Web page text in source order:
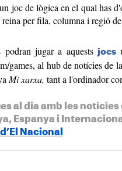
joc de lògica en el qual has
per fila, columna i regió
podran jugar a aquests jocs
games, al hub de notícies de
Mi xarxa, tant a l'ordinador
al dia amb les notícies
Espanya i
Nacional